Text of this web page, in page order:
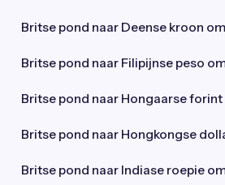
Britse pond naar Deense kroon
Britse pond naar Filipijnse peso
Britse pond naar Hongaarse forint
Britse pond naar Hongkongse
Britse pond naar Indiase roepie